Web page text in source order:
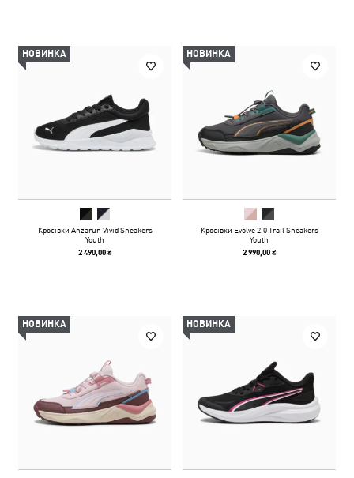
НОВИНКА
Кросівки Anzarun Vivid Sneakers
Youth
2 490,00 ₴
НОВИНКА
Кросівки Evolve 2.0 Trail Sneakers
Youth
2 990,00 ₴
НОВИНКА НОВИНКА